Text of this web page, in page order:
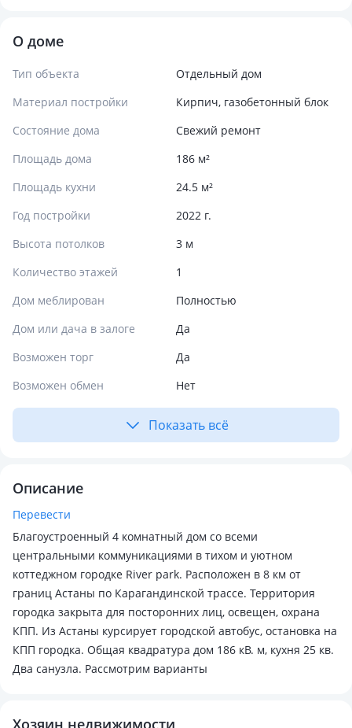
О доме
Тип объекта
Отдельный дом
Материал постройки
Кирпич, газобетонный блок
Состояние дома
Свежий ремонт
Площадь дома
186 м²
Площадь кухни
24.5 м²
Год постройки
2022 г.
Высота потолков
3 м
Количество этажей
1
Дом меблирован
Полностью
Дом или дача в залоге
Да
Возможен торг
Да
Возможен обмен
Нет
Показать всё
Описание
Перевести
Благоустроенный 4 комнатный дом со всеми
центральными коммуникациями в тихом и уютном
коттеджном городке River park. Расположен в 8 км от
границ Астаны по Карагандинской трассе. Территория
городка закрыта для посторонних лиц, освещен, охрана
КПП. Из Астаны курсирует городской автобус, остановка на
КПП городка. Общая квадратура дом 186 кВ. м, кухня 25 кв.
Два санузла. Рассмотрим варианты
Хозяин недвижимости